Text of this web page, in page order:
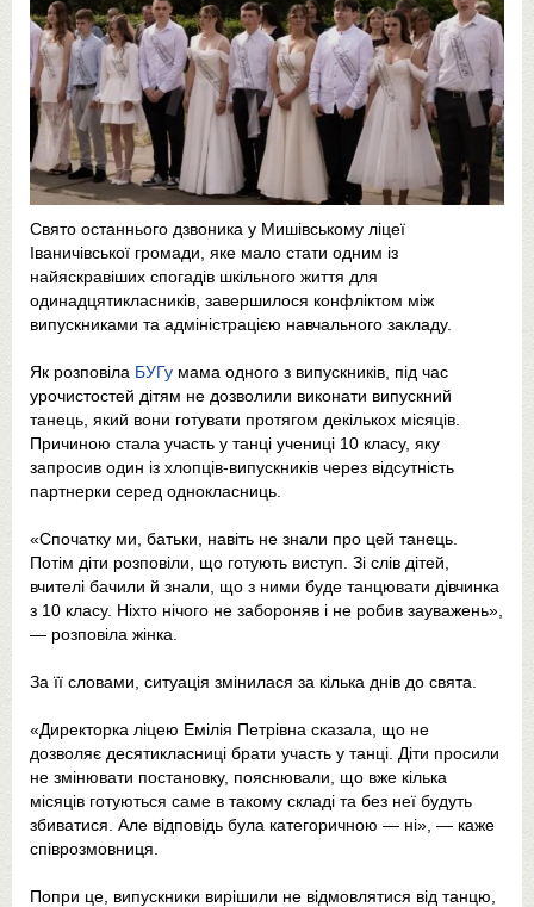
Свято останнього дзвоника у Мишівському ліцеї
Іваничівської громади, яке мало стати одним із
найяскравіших спогадів шкільного життя для
одинадцятикласників, завершилося конфліктом між
випускниками та адміністрацією навчального закладу.
Як розповіла БУГу мама одного з випускників, під час
урочистостей дітям не дозволили виконати випускний
танець, який вони готувати протягом декількох місяців.
Причиною стала участь у танці учениці 10 класу, яку
запросив один із хлопців-випускників через відсутність
партнерки серед однокласниць.
«Спочатку ми, батьки, навіть не знали про цей танець.
Потім діти розповіли, що готують виступ. Зі слів дітей,
вчителі бачили й знали, що з ними буде танцювати дівчинка
з 10 класу. Ніхто нічого не забороняв і не робив зауважень»,
— розповіла жінка.
За її словами, ситуація змінилася за кілька днів до свята.
«Директорка ліцею Емілія Петрівна сказала, що не
дозволяє десятикласниці брати участь у танці. Діти просили
не змінювати постановку, пояснювали, що вже кілька
місяців готуються саме в такому складі та без неї будуть
збиватися. Але відповідь була категоричною — ні», — каже
співрозмовниця.
Попри це, випускники вирішили не відмовлятися від танцю,